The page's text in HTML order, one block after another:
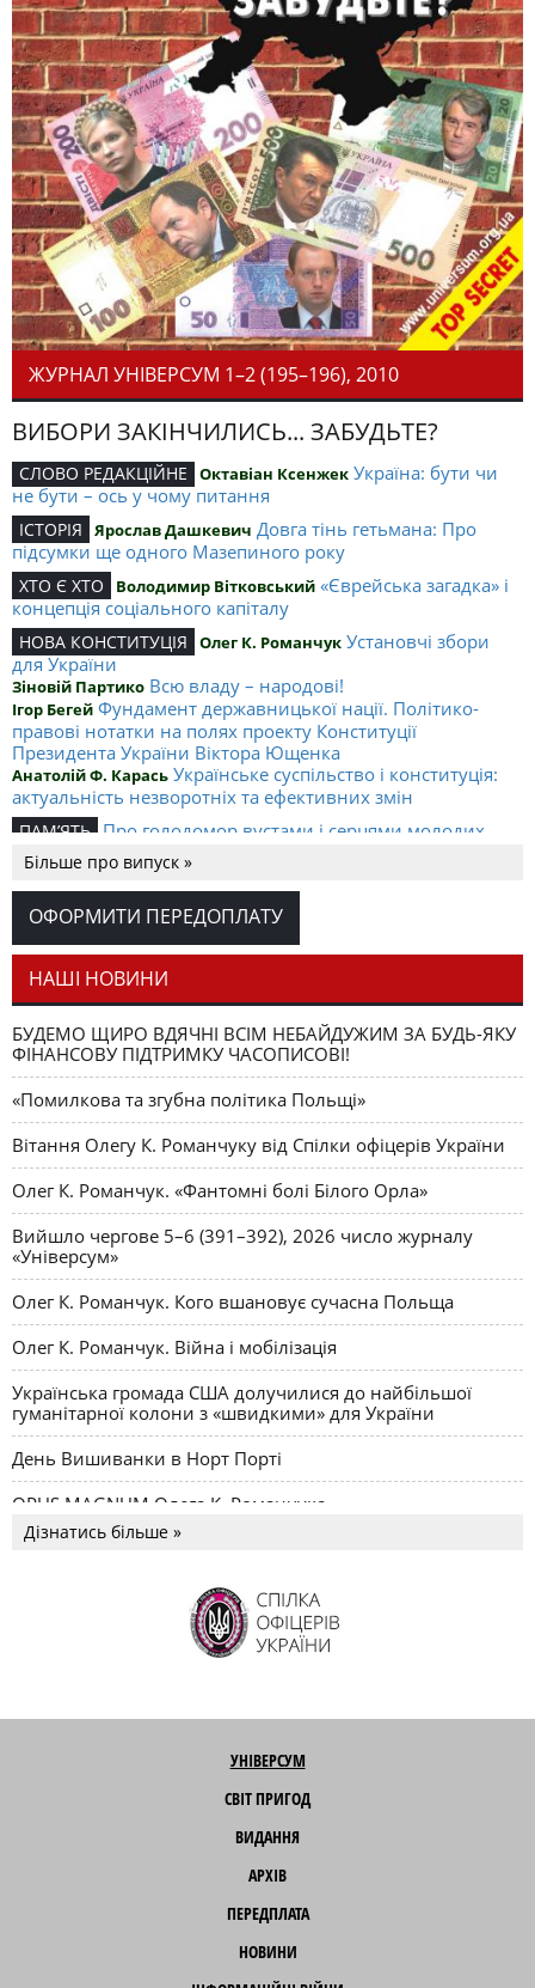
ЖУРНАЛ УНІВЕРСУМ 1–2 (195–196), 2010
ВИБОРИ ЗАКІНЧИЛИСЬ... ЗАБУДЬТЕ?
СЛОВО РЕДАКЦІЙНЕ Октавіан Ксенжек Україна: бути чи
не бути – ось у чому питання
ІСТОРІЯ Ярослав Дашкевич Довга тінь гетьмана: Про
підсумки ще одного Мазепиного року
ХТО Є ХТО Володимир Вітковський «Єврейська загадка» і
концепція соціального капіталу
НОВА КОНСТИТУЦІЯ Олег К. Романчук Установчі збори
для України
Зіновій Партико Всю владу – народові!
Ігор Бегей Фундамент державницької нації. Політико-
правові нотатки на полях проекту Конституції
Президента України Віктора Ющенка
Анатолій Ф. Карась Українське суспільство і конституція:
актуальність незворотніх та ефективних змін
ПАМ’ЯТЬ Про голодомор вустами і серцями молодих
НОВІ ВИДАННЯ Елеонора Тун-Гогенштайн
перемогти!
РЕАЛІЇ СЬОГОДЕННЯ Сергій Грабовський
боєм. Малоросійський синдром: від Грушевського до
Ющенка
Більше про випуск »
ОФОРМИТИ ПЕРЕДОПЛАТУ
НАШІ НОВИНИ
БУДЕМО ЩИРО ВДЯЧНІ ВСІМ НЕБАЙДУЖИМ ЗА БУДЬ-ЯКУ
ФІНАНСОВУ ПІДТРИМКУ ЧАСОПИСОВІ!
«Помилкова та згубна політика Польщі»
Вітання Олегу К. Романчуку від Спілки офіцерів України
Олег К. Романчук. «Фантомні болі Білого Орла»
Вийшло чергове 5–6 (391–392), 2026 число журналу
«Універсум»
Олег К. Романчук. Кого вшановує сучасна Польща
Олег К. Романчук. Війна і мобілізація
Українська громада США долучилися до найбільшої
гуманітарної колони з «швидкими» для України
День Вишиванки в Норт Порті
OPUS MAGNUM Олега К. Романчука
Дізнатись більше »
УНІВЕРСУМ
СВІТ ПРИГОД
ВИДАННЯ
АРХІВ
ПЕРЕДПЛАТА
НОВИНИ